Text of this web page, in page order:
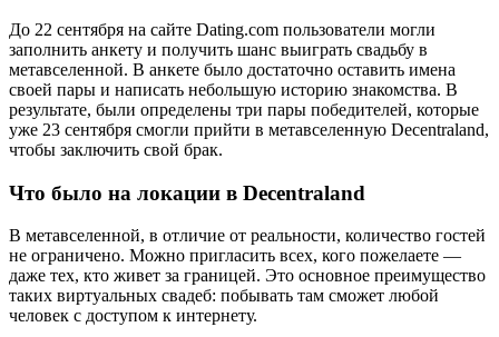
До 22 сентября на сайте Dating.com пользователи могли
заполнить анкету и получить шанс выиграть свадьбу в
метавселенной. В анкете было достаточно оставить имена
своей пары и написать небольшую историю знакомства. В
результате, были определены три пары победителей, которые
уже 23 сентября смогли прийти в метавселенную Decentraland,
чтобы заключить свой брак.
Что было на локации в Decentraland
В метавселенной, в отличие от реальности, количество гостей
не ограничено. Можно пригласить всех, кого пожелаете —
даже тех, кто живет за границей. Это основное преимущество
таких виртуальных свадеб: побывать там сможет любой
человек с доступом к интернету.